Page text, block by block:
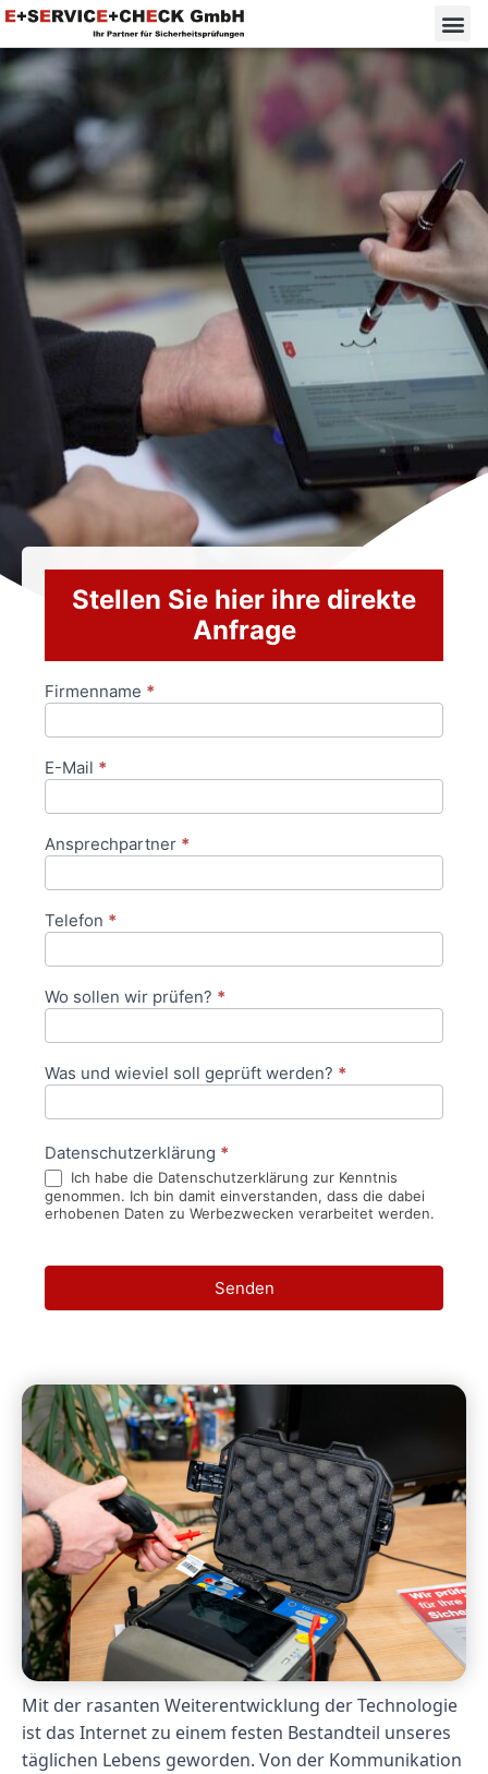
Stellen Sie hier ihre direkte
Anfrage
Anfrageformular
Firmenname *
E-Mail *
Ansprechpartner *
Telefon *
Wo sollen wir prüfen? *
Was und wieviel soll geprüft werden? *
Datenschutzerklärung *
Ich habe die Datenschutzerklärung zur Kenntnis
genommen. Ich bin damit einverstanden, dass die dabei
erhobenen Daten zu Werbezwecken verarbeitet werden.
Senden
Mit der rasanten Weiterentwicklung der Technologie
ist das Internet zu einem festen Bestandteil unseres
täglichen Lebens geworden. Von der Kommunikation